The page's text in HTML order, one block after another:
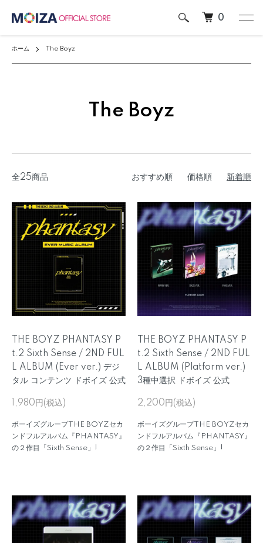
0
ホーム The Boyz
The Boyz
全25商品 おすすめ順 価格順 新着順
THE BOYZ PHANTASY P
t.2 Sixth Sense / 2ND FUL
L ALBUM (Ever ver.) デジ
タル コンテンツ ドボイズ 公式
1,980円(税込)
ボーイズグループTHE BOYZセカ
ンドフルアルバム『PHANTASY』
の２作目「Sixth Sense」!
THE BOYZ PHANTASY P
t.2 Sixth Sense / 2ND FUL
L ALBUM (Platform ver.)
3種中選択 ドボイズ 公式
2,200円(税込)
ボーイズグループTHE BOYZセカ
ンドフルアルバム『PHANTASY』
の２作目「Sixth Sense」!